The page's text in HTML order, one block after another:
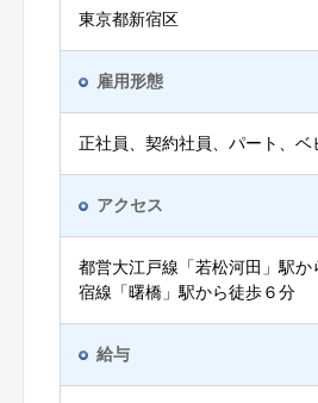
東京都新宿区
雇用形態
正社員、契約社員、パート、ベ
アクセス
都営大江戸線「若松河田」駅
宿線「曙橋」駅から徒歩６分
給与